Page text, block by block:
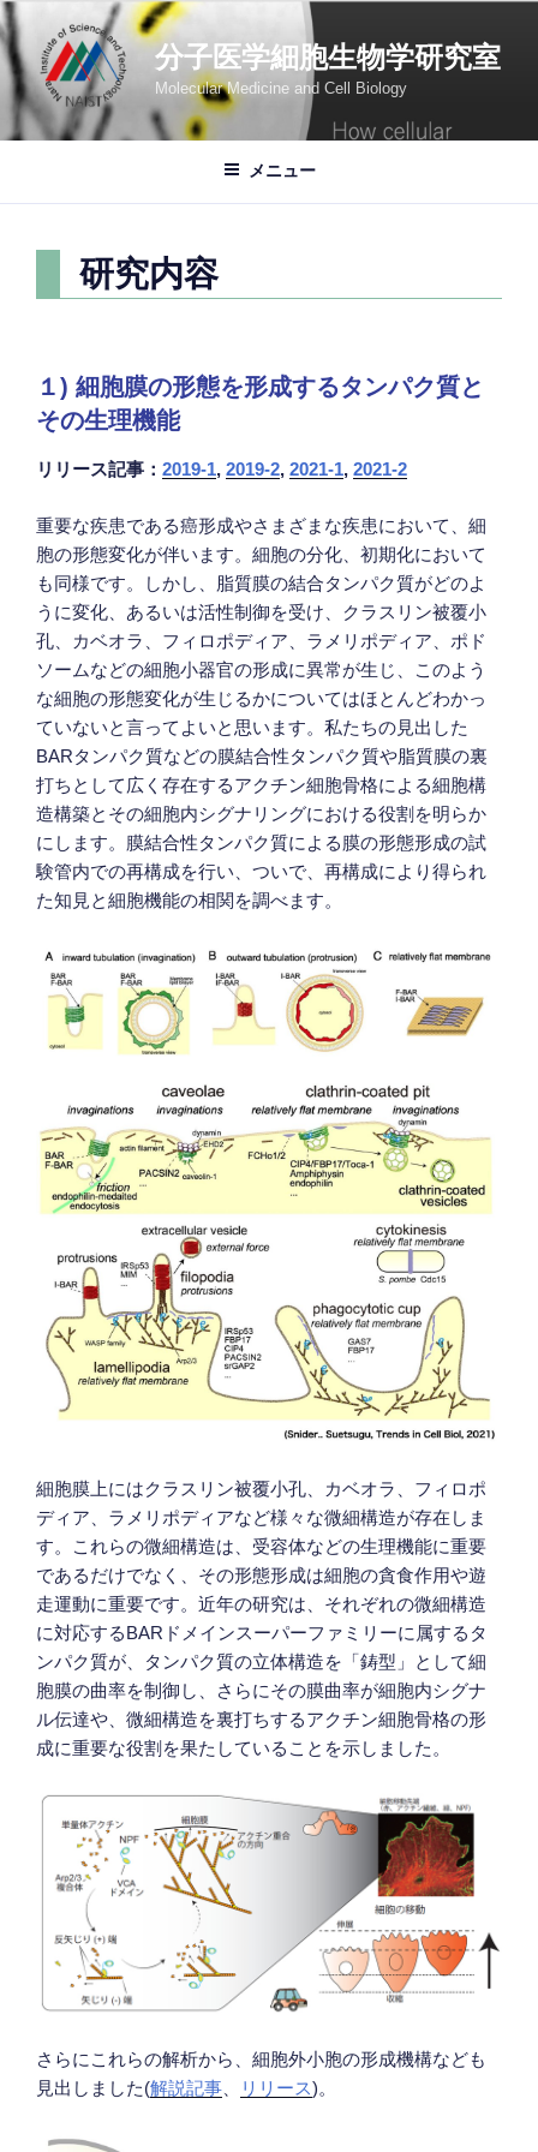
コ
ン
テ
ン
分子医学細胞生物学研究室
Molecular Medicine and Cell Biology
メニュー
研究内容
１) 細胞膜の形態を形成するタンパク質と
その生理機能
リリース記事： 2019-1, 2019-2, 2021-1, 2021-2
重要な疾患である癌形成やさまざまな疾患において、細
胞の形態変化が伴います。細胞の分化、初期化において
も同様です。しかし、脂質膜の結合タンパク質がどのよ
うに変化、あるいは活性制御を受け、クラスリン被覆小
孔、カベオラ、フィロポディア、ラメリポディア、ポド
ソームなどの細胞小器官の形成に異常が生じ、このよう
な細胞の形態変化が生じるかについてはほとんどわかっ
ていないと言ってよいと思います。私たちの見出した
BARタンパク質などの膜結合性タンパク質や脂質膜の裏
打ちとして広く存在するアクチン細胞骨格による細胞構
造構築とその細胞内シグナリングにおける役割を明らか
にします。膜結合性タンパク質による膜の形態形成の試
験管内での再構成を行い、ついで、再構成により得られ
た知見と細胞機能の相関を調べます。
細胞膜上にはクラスリン被覆小孔、カベオラ、フィロポ
ディア、ラメリポディアなど様々な微細構造が存在しま
す。これらの微細構造は、受容体などの生理機能に重要
であるだけでなく、その形態形成は細胞の貪食作用や遊
走運動に重要です。近年の研究は、それぞれの微細構造
に対応するBARドメインスーパーファミリーに属するタ
ンパク質が、タンパク質の立体構造を「鋳型」として細
胞膜の曲率を制御し、さらにその膜曲率が細胞内シグナ
ル伝達や、微細構造を裏打ちするアクチン細胞骨格の形
成に重要な役割を果たしていることを示しました。
さらにこれらの解析から、細胞外小胞の形成機構なども
見出しました(解説記事 リリース)。